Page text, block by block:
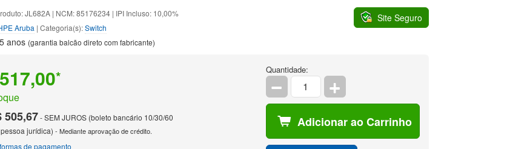
Site Seguro
JL682A | NCM: 85176234 | IPI Incluso: 10,00%
Aruba | Categoria(s):Switch
5 anos (garantia balcão direto com fabricante)
*
505,67- SEM JUROS (boleto bancário 10/30/60
jurídica) - Mediante aprovação de crédito.
de pagamento
Quantidade:
Adicionar ao Carrinho